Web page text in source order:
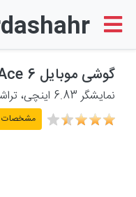
گوشی موبایل Ace 6 وان پلاس
نمایشگر 6.83 اینچی، تراشه Snapdragon 8 Elite، رم 12 و 16 گیگابایتی، حافظه 256 گیگابایتی تا 1 ترابایتی، دوربین اصلی 50 و سلفی 16 مگاپیکسلی، باتری 7800mAH و شارژر 120W
مشخصات
لوازم الکترونیکی
لوازم خانگی برقی
لوازم شخصی برقی